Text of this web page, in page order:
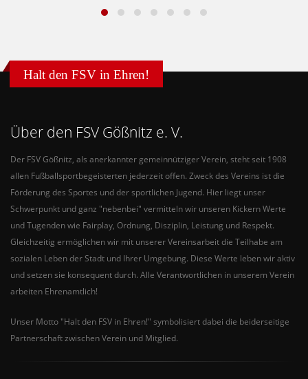
Halt den FSV in Ehren!
Über den FSV Gößnitz e. V.
Der FSV Gößnitz, als anerkannter gemeinnütziger Verein, steht seit 1908
allen Fußballsportbegeisterten jederzeit offen. Zweck des Vereins ist die
Förderung des Sportes und der sportlichen Jugend. Hier liegt unser
Schwerpunkt und ganz "nebenbei" vermitteln wir unseren Kickern Werte
und Tugenden wie Fairplay, Ordnung, Disziplin, Leistung und Respekt.
Gleichzeitig ermöglichen wir mit unserer Vereinsarbeit die Teilhabe am
sozialen Leben der Stadt und Ihrer Umgebung. Diese Werte leben wir aktiv
und setzen sie konsequent durch. Alle Verantwortlichen in unserem Verein
arbeiten Ehrenamtlich!
Unser Motto "Halt den FSV in Ehren!" symbolisiert dabei die beiderseitige
Partnerschaft zwischen Verein und Mitglied.